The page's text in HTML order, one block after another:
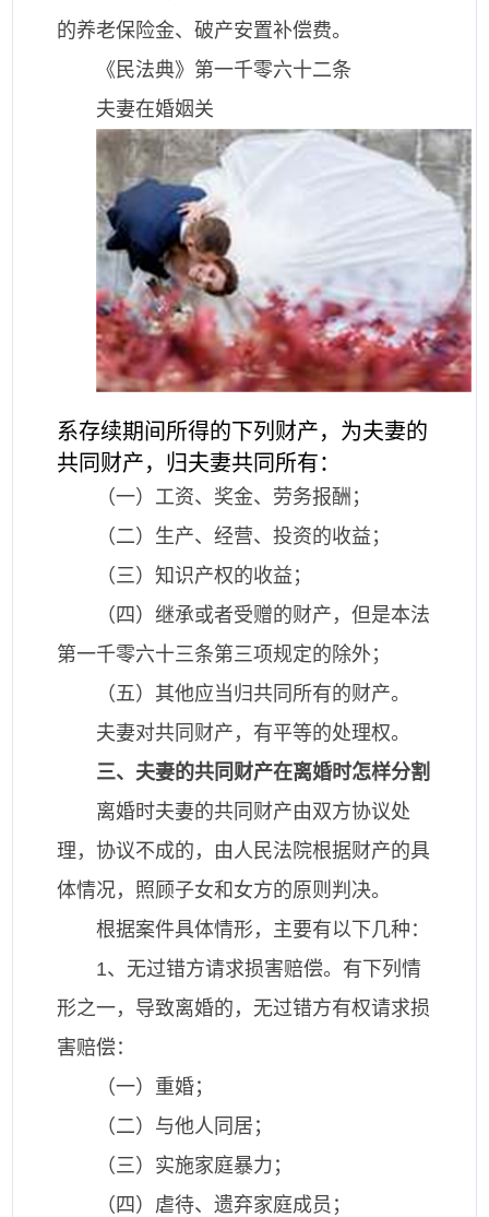
的养老保险金、破产安置补偿费。
《民法典》第一千零六十二条
夫妻在婚姻关
系存续期间所得的下列财产，为夫妻的
共同财产，归夫妻共同所有：
（一）工资、奖金、劳务报酬；
（二）生产、经营、投资的收益；
（三）知识产权的收益；
（四）继承或者受赠的财产，但是本法
第一千零六十三条第三项规定的除外；
（五）其他应当归共同所有的财产。
夫妻对共同财产，有平等的处理权。
三、夫妻的共同财产在离婚时怎样分割
离婚时夫妻的共同财产由双方协议处
理，协议不成的，由人民法院根据财产的具
体情况，照顾子女和女方的原则判决。
根据案件具体情形，主要有以下几种：
1、无过错方请求损害赔偿。有下列情
形之一，导致离婚的，无过错方有权请求损
害赔偿：
（一）重婚；
（二）与他人同居；
（三）实施家庭暴力；
（四）虐待、遗弃家庭成员；